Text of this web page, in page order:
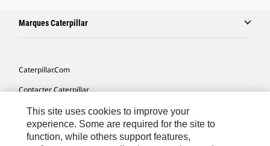
Marques Caterpillar
Caterpillar.com
Contacter Caterpillar
Mes Préférences Marketing
Plan Du Site
This site uses cookies to improve your
experience. Some are required for the site to
function, while others support features,